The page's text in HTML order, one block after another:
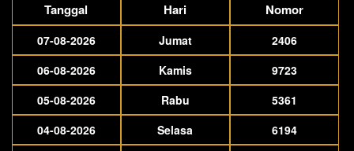
Tanggal Hari Nomor
07-08-2026 Jumat
2406
06-08-2026
Kamis
9723
05-08-2026
Rabu
5361
04-08-2026
Selasa
6194